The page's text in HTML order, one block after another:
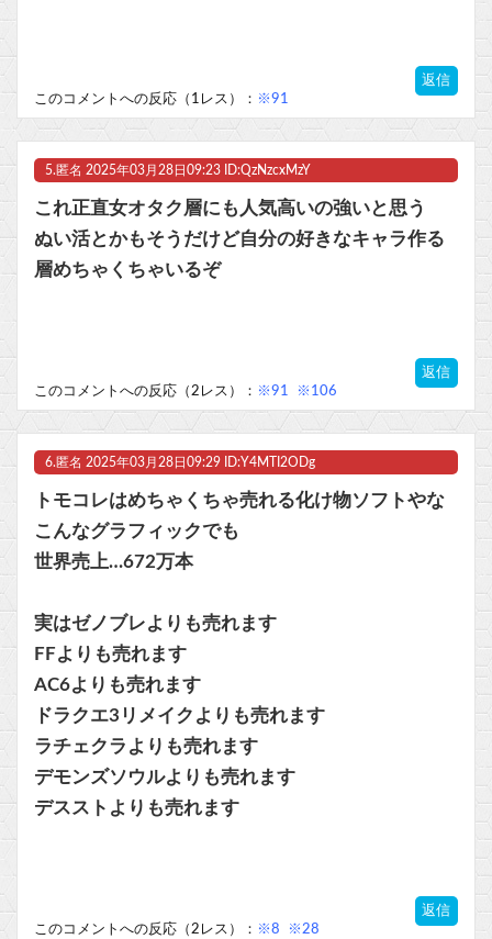
返信
このコメントへの反応（1レス）： ※91
5. 匿名 2025年03月28日09:23 ID:QzNzcxMzY
これ正直女オタク層にも人気高いの強いと思う
ぬい活とかもそうだけど自分の好きなキャラ作る
層めちゃくちゃいるぞ
返信
このコメントへの反応（2レス）： ※91 ※106
6. 匿名 2025年03月28日09:29 ID:Y4MTI2ODg
トモコレはめちゃくちゃ売れる化け物ソフトやな
こんなグラフィックでも
世界売上…672万本
実はゼノブレよりも売れます
FFよりも売れます
AC6よりも売れます
ドラクエ3リメイクよりも売れます
ラチェクラよりも売れます
デモンズソウルよりも売れます
デスストよりも売れます
返信
このコメントへの反応（2レス）： ※8 ※28